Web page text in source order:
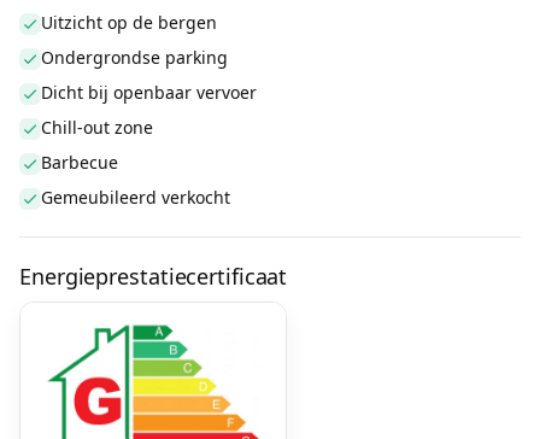
Uitzicht op de bergen
Ondergrondse parking
Dicht bij openbaar vervoer
Chill-out zone
Barbecue
Gemeubileerd verkocht
Energieprestatiecertificaat